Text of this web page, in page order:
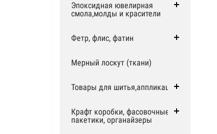
Эпоксидная ювелирная
смола,молды и красители
Фетр, флис, фатин
Мерный лоскут (ткани)
Товары для шитья,аппликации
Крафт коробки, фасовочные
пакетики, органайзеры